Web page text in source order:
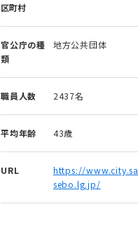
区町村
官公庁の種
類
地方公共団体
職員人数 2437名
平均年齢 43歳
URL
https://www.city.sa
sebo.lg.jp/